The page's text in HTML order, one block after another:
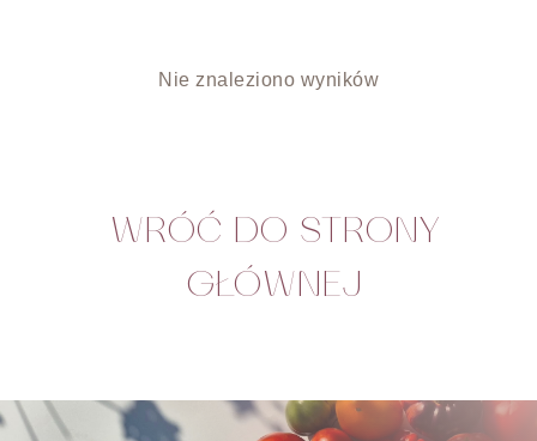
Nie znaleziono wyników
WRÓĆ DO STRONY
GŁÓWNEJ